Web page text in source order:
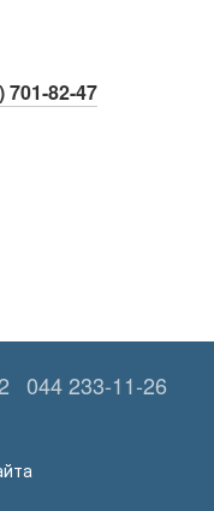
701-82-47
044 233-11-26